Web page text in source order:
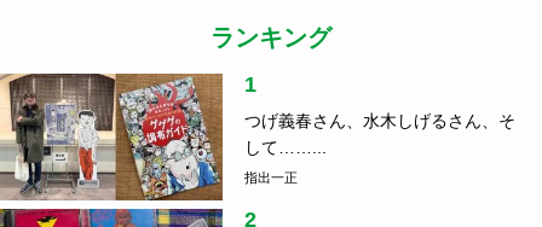
ランキング
1
つげ義春さん、水木しげるさん、そ
して……...
指出一正
2